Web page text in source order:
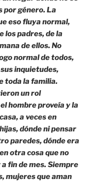
por género. La
eso fluya normal,
los padres, de la
de ellos. No
normal de todos,
inquietudes,
toda la familia.
un rol
hombre proveía y la
a veces en
dónde ni pensar
paredes, dónde era
otra cosa que no
fin de mes. Siempre
mujeres que aman